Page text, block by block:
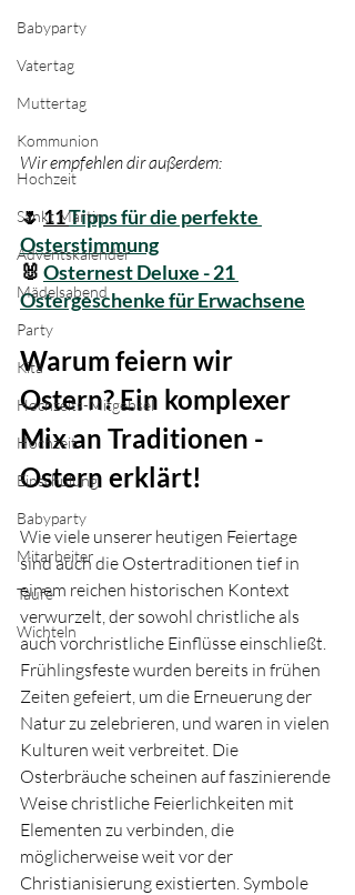
Babyparty
Vatertag
Muttertag
Kommunion
Hochzeit
Sankt Martin
Adventskalender
Mädelsabend
Party
Kita
Hochzeits-Mitgebsel
Hochzeit
Einschulung
Babyparty
Mitarbeiter
Taufe
Wichteln
Wir empfehlen dir außerdem:
🌷 11 Tipps für die perfekte
Osterstimmung
🐰 Osternest Deluxe - 21
Ostergeschenke für Erwachsene
Warum feiern wir
Ostern? Ein komplexer
Mix an Traditionen -
Ostern erklärt!
Wie viele unserer heutigen Feiertage
sind auch die Ostertraditionen tief in
einem reichen historischen Kontext
verwurzelt, der sowohl christliche als
auch vorchristliche Einflüsse einschließt.
Frühlingsfeste wurden bereits in frühen
Zeiten gefeiert, um die Erneuerung der
Natur zu zelebrieren, und waren in vielen
Kulturen weit verbreitet. Die
Osterbräuche scheinen auf faszinierende
Weise christliche Feierlichkeiten mit
Elementen zu verbinden, die
möglicherweise weit vor der
Christianisierung existierten. Symbole